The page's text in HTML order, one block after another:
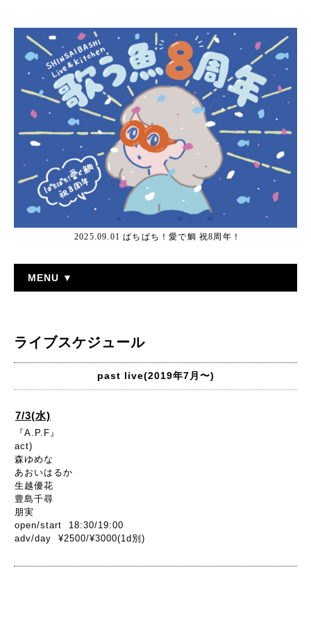
2025.09.01 ぱちぱち！愛で鯛 祝8周年！
MENU ▼
ライブスケジュール
past live(2019年7月〜)
7/3(水)
『A.P.F』
act)
森ゆめな
あおいはるか
生越優花
豊島千尋
朋実
open/start 18:30/19:00
adv/day ¥2500/¥3000(1d別)